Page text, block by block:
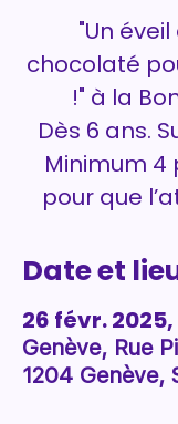
"Un
chocolaté
!" à la
Dès 6 ans.
Minimum
pour que
Date et
26 févr. 2025,
Genève, Rue
1204 Genève,